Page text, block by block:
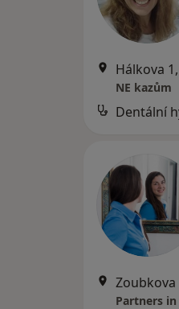
Hálkova
NE kazům
Dentální
Zoubkova
Partners